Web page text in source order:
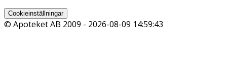
Cookieinställningar
© Apoteket AB 2009 - 2026-08-09 14:59:43